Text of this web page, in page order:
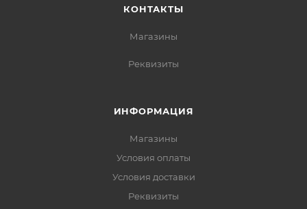
КОНТАКТЫ
Магазины
Реквизиты
ИНФОРМАЦИЯ
Магазины
Условия оплаты
Условия доставки
Реквизиты